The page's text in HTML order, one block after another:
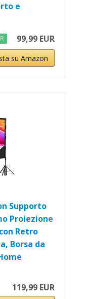
e
99,99 EUR
su Amazon
Supporto
Proiezione
Retro
Borsa da
119,99 EUR